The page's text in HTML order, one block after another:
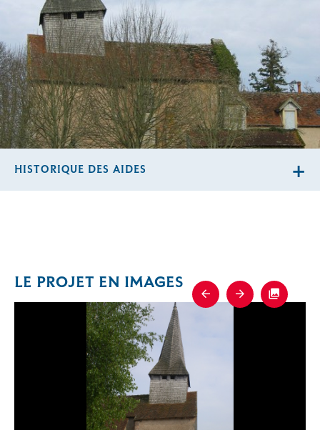
HISTORIQUE DES AIDES
LE PROJET EN IMAGES
Previous
Next